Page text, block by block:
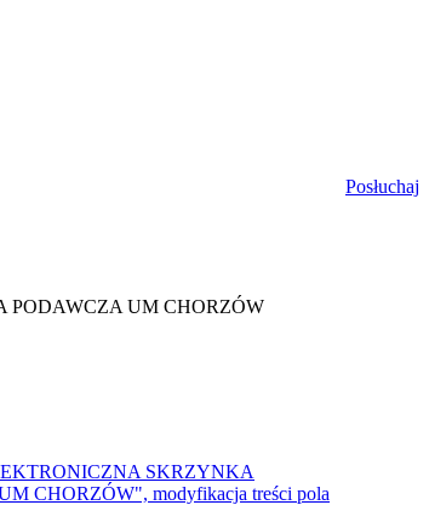
Posłuchaj
PODAWCZA UM CHORZÓW
SKRZYNKA
CHORZÓW", modyfikacja treści pola